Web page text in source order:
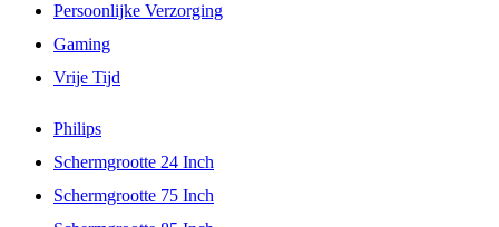
Persoonlijke Verzorging
Gaming
Vrije Tijd
Philips
Schermgrootte 24 Inch
Schermgrootte 75 Inch